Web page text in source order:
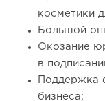
косметики
Большой
Окозание
в
Поддержка
бизнеса;